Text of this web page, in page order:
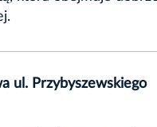
ul. Przybyszewskiego